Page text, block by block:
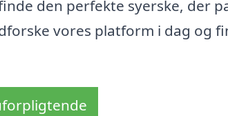
den perfekte syerske, der
vores platform i dag og